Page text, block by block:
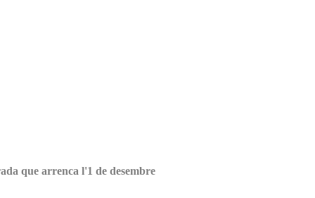
que arrenca l'1 de desembre